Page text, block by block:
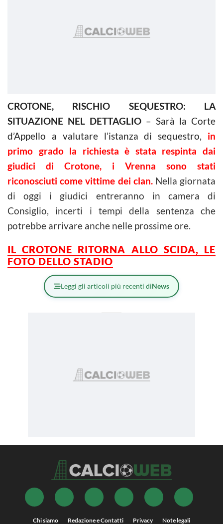
CROTONE, RISCHIO SEQUESTRO: LA
SITUAZIONE NEL DETTAGLIO – Sarà la Corte
d’Appello a valutare l’istanza di sequestro, in
primo grado la richiesta è stata respinta dai
giudici di Crotone, i Vrenna sono stati
riconosciuti come vittime dei clan. Nella giornata
di oggi i giudici entreranno in camera di
Consiglio, incerti i tempi della sentenza che
potrebbe arrivare anche nelle prossime ore.
IL CROTONE RITORNA ALLO SCIDA, LE
FOTO DELLO STADIO
Leggi gli articoli più recenti diNews
Chi siamo Redazione e Contatti Privacy Note legali